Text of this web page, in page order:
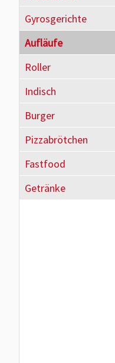
Gyrosgerichte
Aufläufe
Roller
Indisch
Burger
Pizzabrötchen
Fastfood
Getränke